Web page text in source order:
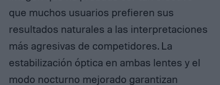
que muchos usuarios prefieren sus
resultados naturales a las interpretaciones
más agresivas de competidores. La
estabilización óptica en ambas lentes y el
modo nocturno mejorado garantizan